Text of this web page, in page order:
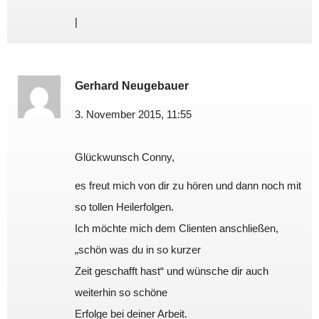
|
Gerhard Neugebauer
3. November 2015, 11:55
Glückwunsch Conny,
es freut mich von dir zu hören und dann noch mit
so tollen Heilerfolgen.
Ich möchte mich dem Clienten anschließen,
„schön was du in so kurzer
Zeit geschafft hast“ und wünsche dir auch
weiterhin so schöne
Erfolge bei deiner Arbeit.